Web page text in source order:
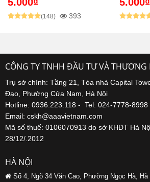
(148) 393
CÔNG TY TNHH ĐẦU TƯ VÀ THƯƠNG
Trụ sở chính: Tầng 21, Tòa nhà Capital
Đạo, Phường Cửa Nam, Hà Nội
Hotline: 0936.223.118 - Tel: 024-7778-8998
Email: cskh@aaavietnam.com
Mã số thuế: 0106070913 do sở KHĐT Hà
28/12/.2012
HÀ NỘI
Số 4, Ngõ 34 Văn Cao, Phường Ngọc Hà, Hà